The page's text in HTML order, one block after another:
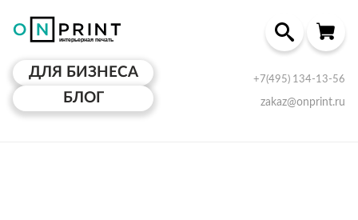
ДЛЯ БИЗНЕСА
БЛОГ
+7(495) 134-13-56
zakaz@onprint.ru